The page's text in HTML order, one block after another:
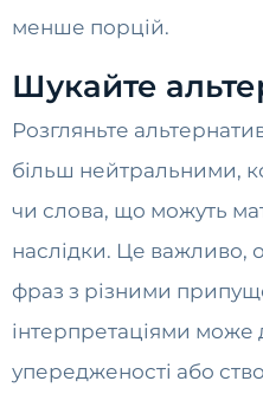
менше порцій.
Шукайте
Розгляньте
більш нейтральними,
чи слова, що можуть
наслідки. Це важливо,
фраз з різними
інтерпретаціями може
упередженості або